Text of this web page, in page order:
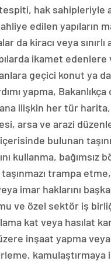
hak sahipleriyle
edilen yapıların
da kiracı veya
ikamet edenlere
geçici konut ya
yapma,
ilişkin her tür harita,
arsa ve arazi
bulunan
kullanma, bağımsız
trampa etme,
imar haklarını
ve özel sektör iş
kat veya hasılat
inşaat yapma